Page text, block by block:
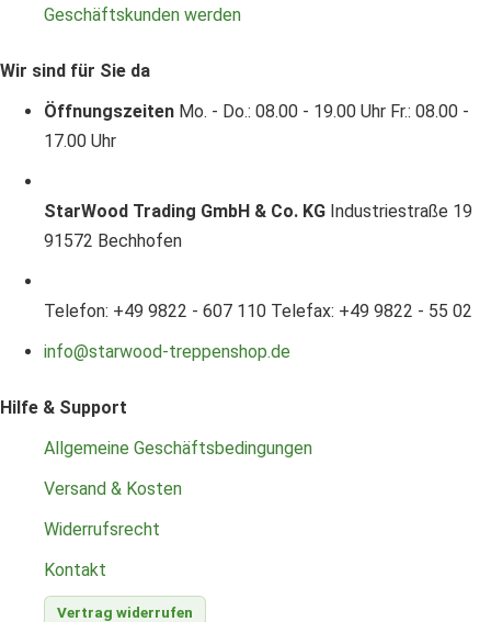
Geschäftskunden werden
Wir sind für Sie da
Öffnungszeiten Mo. - Do.: 08.00 - 19.00 Uhr Fr.: 08.00 -
17.00 Uhr
StarWood Trading GmbH & Co. KG Industriestraße 19
91572 Bechhofen
Telefon: +49 9822 - 607 110 Telefax: +49 9822 - 55 02
info@starwood-treppenshop.de
Hilfe & Support
Allgemeine Geschäftsbedingungen
Versand & Kosten
Widerrufsrecht
Kontakt
Vertrag widerrufen